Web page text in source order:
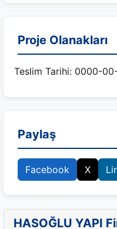
Proje Olanakları
Teslim Tarihi: 0000-
Paylaş
Facebook X
HASOĞLU YAPI